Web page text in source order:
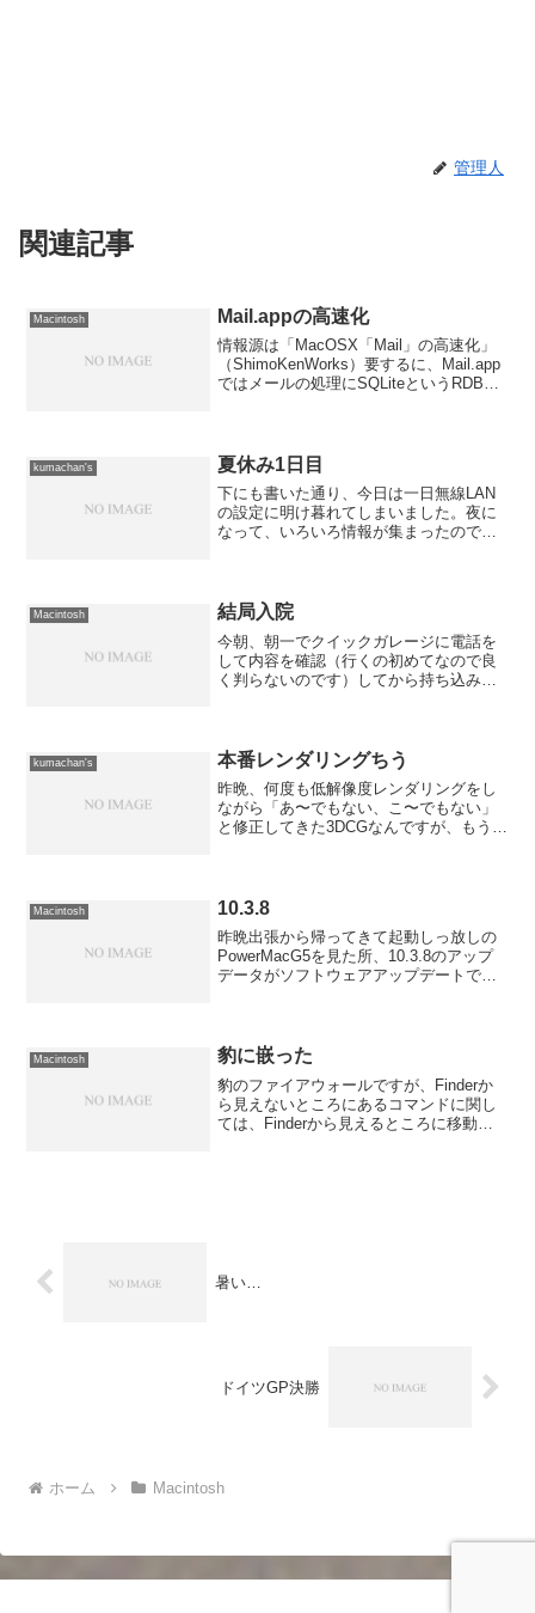
管理人
関連記事
Macintosh Mail.appの高速化
情報源は「MacOSX「Mail」の高速化」
（ShimoKenWorks）要するに、Mail.app
ではメールの処理にSQLiteというRDBMS
kumachan's 夏休み1日目
下にも書いた通り、今日は一日無線LAN
の設定に明け暮れてしまいました。夜に
なって、いろいろ情報が集まったので再
っておられるみたい...
Macintosh 結局入院
今朝、朝一でクイックガレージに電話を
して内容を確認（行くの初めてなので良
く判らないのです）してから持ち込み。
してみるが復活せず、電源ユ...
kumachan's 本番レンダリングちう
昨晩、何度も低解像度レンダリングをし
ながら「あ〜でもない、こ〜でもない」
と修正してきた3DCGなんですが、もう自
平日はVirtual...
Macintosh 10.3.8
昨晩出張から帰ってきて起動しっ放しの
PowerMacG5を見た所、10.3.8のアップ
データがソフトウェアアップデートで捕
どから...
Macintosh 豹に嵌った
豹のファイアウォールですが、Finderか
ら見えないところにあるコマンドに関し
ては、Finderから見えるところに移動し
暑い…
ドイツGP決勝
ホーム Macintosh